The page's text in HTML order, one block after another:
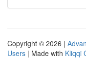
Copyright © 2026 |
Users | Made with Kliqqi